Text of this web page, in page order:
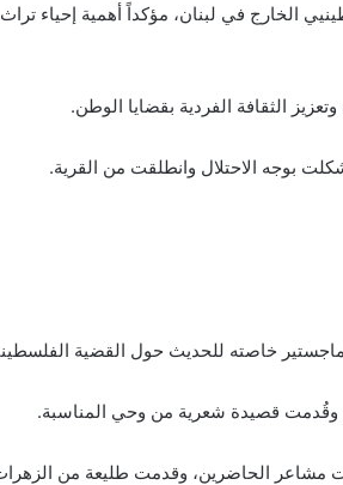
الخارج في لبنان، مؤكداً أهمية إحياء
الثقافة الفردية بقضايا الوطن.
بوجه الاحتلال وانطلقت من القرية.
خاصته للحديث حول القضية
وقُدمت قصيدة شعرية من وحي المناسبة.
مشاعر الحاضرين، وقدمت طليعة من